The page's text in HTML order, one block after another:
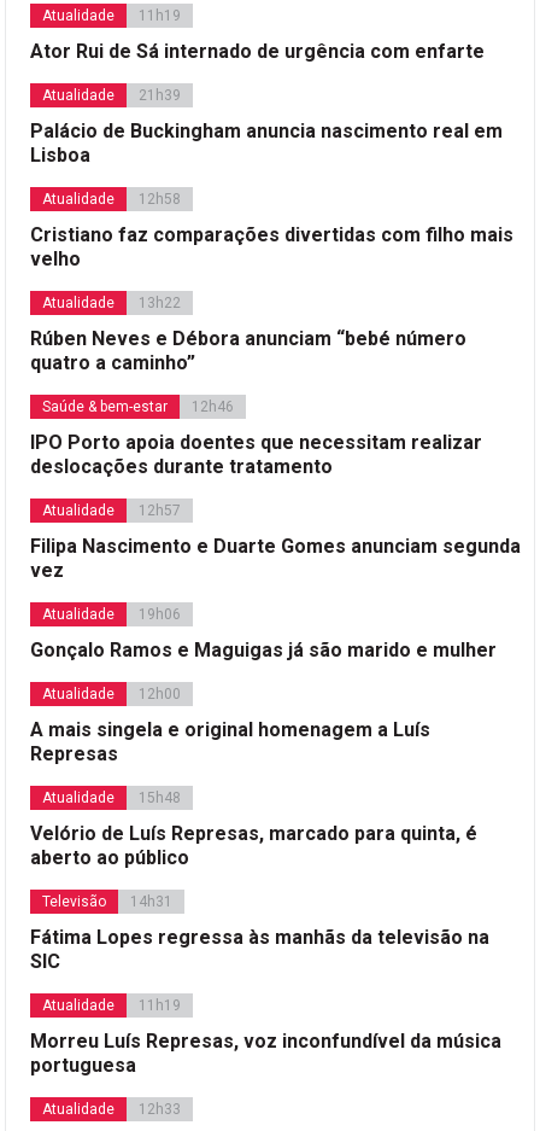
Atualidade 11h19
Ator Rui de Sá internado de urgência com enfarte
Atualidade 21h39
Palácio de Buckingham anuncia nascimento real em
Lisboa
Atualidade 12h58
Cristiano faz comparações divertidas com filho mais
velho
Atualidade 13h22
Rúben Neves e Débora anunciam “bebé número
quatro a caminho”
Saúde & bem-estar 12h46
IPO Porto apoia doentes que necessitam realizar
deslocações durante tratamento
Atualidade 12h57
Filipa Nascimento e Duarte Gomes anunciam segunda
vez
Atualidade 19h06
Gonçalo Ramos e Maguigas já são marido e mulher
Atualidade 12h00
A mais singela e original homenagem a Luís
Represas
Atualidade 15h48
Velório de Luís Represas, marcado para quinta, é
aberto ao público
Televisão 14h31
Fátima Lopes regressa às manhãs da televisão na
SIC
Atualidade 11h19
Morreu Luís Represas, voz inconfundível da música
portuguesa
Atualidade 12h33